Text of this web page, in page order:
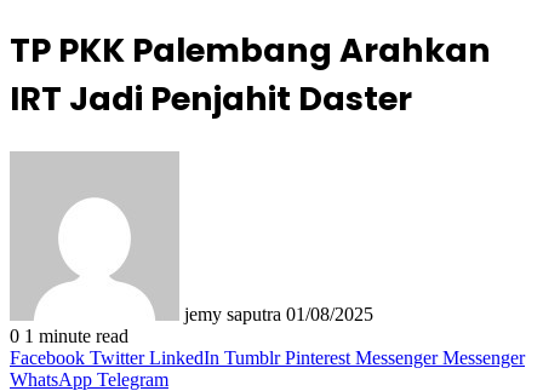
TP PKK Palembang Arahkan
IRT Jadi Penjahit Daster
jemy saputra 01/08/2025
0 1 minute read
Facebook Twitter LinkedIn Tumblr Pinterest Messenger Messenger
WhatsApp Telegram